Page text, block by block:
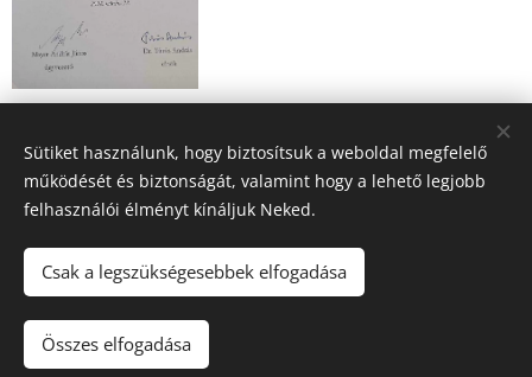
© 2022 Veszprém Megyei Polgárőrségek Szövetsége - Minden jog
Készítette:Nagy Zoltán
Sütiket használunk, hogy biztosítsuk a weboldal megfelelő
működését és biztonságát, valamint hogy a lehető legjobb
felhasználói élményt kínáljuk Neked.
Csak a legszükségesebbek elfogadása
Összes elfogadása